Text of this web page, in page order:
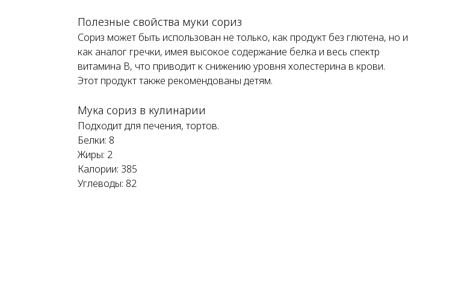
Полезные свойства муки сориз
Сориз может быть использован не только, как продукт без глютена, но и
как аналог гречки, имея высокое содержание белка и весь спектр
витамина B, что приводит к снижению уровня холестерина в крови.
Этот продукт также рекомендованы детям.
Мука сориз в кулинарии
Подходит для печения, тортов.
Белки: 8
Жиры: 2
Калории: 385
Углеводы: 82